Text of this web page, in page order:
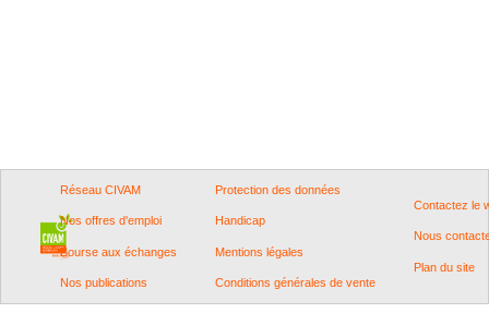
Réseau CIVAM
Nos offres d'emploi
Bourse aux échanges
Nos publications
Protection des données
Handicap
Mentions légales
Conditions générales de vente
Contactez le
Nous
Plan du site